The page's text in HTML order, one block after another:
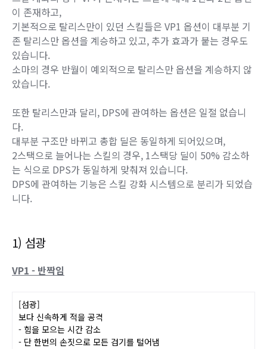
이 존재하고,
기본적으로 탈리스만이 있던 스킬들은 VP1 옵션이 대부분 기
존 탈리스만 옵션을 계승하고 있고, 추가 효과가 붙는 경우도
있습니다.
소마의 경우 반월이 예외적으로 탈리스만 옵션을 계승하지 않
았습니다.
또한 탈리스만과 달리, DPS에 관여하는 옵션은 일절 없습니
다.
대부분 구조만 바뀌고 총합 딜은 동일하게 되어있으며,
2스택으로 늘어나는 스킬의 경우, 1스택당 딜이 50% 감소하
는 식으로 DPS가 동일하게 맞춰져 있습니다.
DPS에 관여하는 기능은 스킬 강화 시스템으로 분리가 되었습
니다.
1) 섬광
VP1 - 반짝임
[섬광]
보다 신속하게 적을 공격
- 힘을 모으는 시간 감소
- 단 한번의 손짓으로 모든 검기를 털어냄